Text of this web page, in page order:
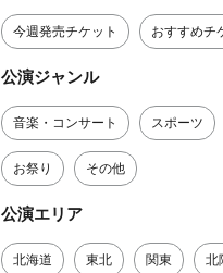
今週発売チケット おすすめチ
公演ジャンル
音楽・コンサート スポーツ
お祭り その他
公演エリア
北海道 東北 関東 北